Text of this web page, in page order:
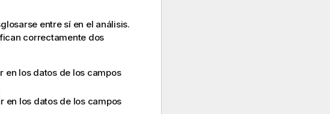
entre sí en el análisis.
correctamente dos
en los datos de los campos
en los datos de los campos